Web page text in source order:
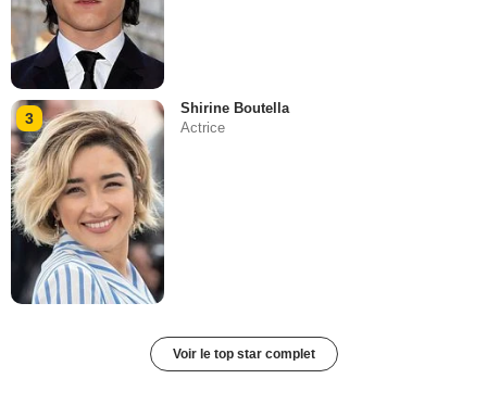
3
Shirine Boutella
Actrice
Voir le top star complet